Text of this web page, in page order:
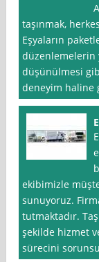
taşınmak,
Eşyaların
düzenlemelerin
düşünülmesi
deneyim haline
ekibimizle
sunuyoruz.
tutmaktadır.
şekilde hizmet
sürecini